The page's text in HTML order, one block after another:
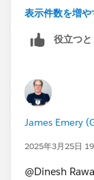
If it is
Second, the
ZN([Some
James Emery
Please click
answers your
表示件数を増や
役立つ
James Emery
2025年3月25日
@Dinesh